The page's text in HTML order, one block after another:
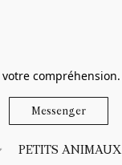
compréhension.
Messenger
PETITS ANIMAUX